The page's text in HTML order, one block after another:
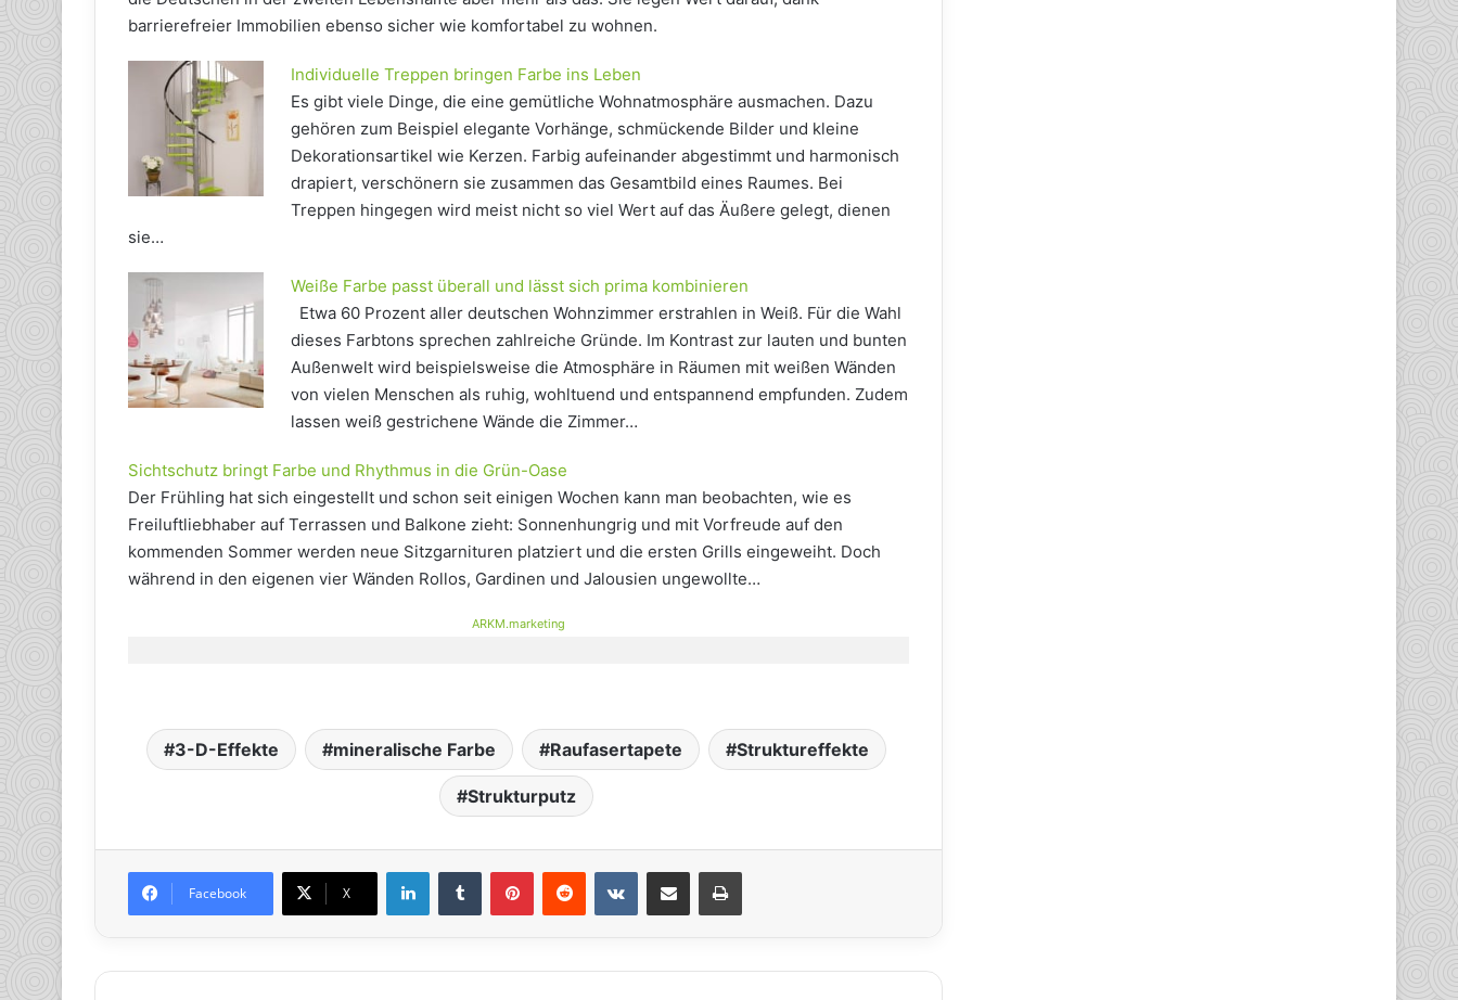
barrierefreier Immobilien ebenso sicher wie komfortabel zu wohnen.
Individuelle Treppen bringen Farbe ins Leben
Es gibt viele Dinge, die eine gemütliche Wohnatmosphäre ausmachen. Dazu
gehören zum Beispiel elegante Vorhänge, schmückende Bilder und kleine
Dekorationsartikel wie Kerzen. Farbig aufeinander abgestimmt und harmonisch
drapiert, verschönern sie zusammen das Gesamtbild eines Raumes. Bei
Treppen hingegen wird meist nicht so viel Wert auf das Äußere gelegt, dienen
sie…
Weiße Farbe passt überall und lässt sich prima kombinieren
Etwa 60 Prozent aller deutschen Wohnzimmer erstrahlen in Weiß. Für die Wahl
dieses Farbtons sprechen zahlreiche Gründe. Im Kontrast zur lauten und bunten
Außenwelt wird beispielsweise die Atmosphäre in Räumen mit weißen Wänden
von vielen Menschen als ruhig, wohltuend und entspannend empfunden. Zudem
lassen weiß gestrichene Wände die Zimmer…
Sichtschutz bringt Farbe und Rhythmus in die Grün-Oase
Der Frühling hat sich eingestellt und schon seit einigen Wochen kann man beobachten, wie es
Freiluftliebhaber auf Terrassen und Balkone zieht: Sonnenhungrig und mit Vorfreude auf den
kommenden Sommer werden neue Sitzgarnituren platziert und die ersten Grills eingeweiht. Doch
während in den eigenen vier Wänden Rollos, Gardinen und Jalousien ungewollte…
ARKM.marketing
3-D-Effekte mineralische Farbe Raufasertapete Struktureffekte
Strukturputz
Facebook X